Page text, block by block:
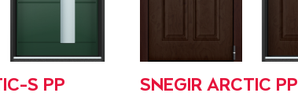
S PP SNEGIR ARCTIC PP